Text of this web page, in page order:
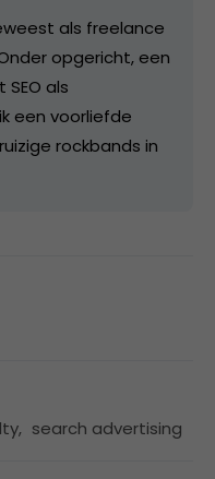
als freelance
opgericht, een
als
een voorliefde
rockbands in
, search advertising